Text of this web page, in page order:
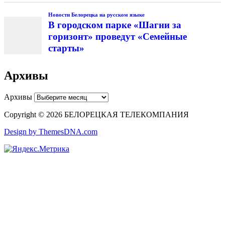
Новости Белорецка на русском языке
В городском парке «Шагни за
горизонт» проведут «Семейные
старты»
Архивы
Архивы
Copyright © 2026 БЕЛОРЕЦКАЯ ТЕЛЕКОМПАНИЯ
Design by ThemesDNA.com